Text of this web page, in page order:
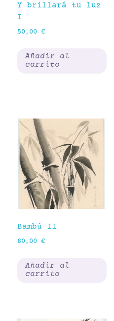
Y brillará tu luz
I
50,00 €
Añadir al
carrito
Bambú II
80,00 €
Añadir al
carrito